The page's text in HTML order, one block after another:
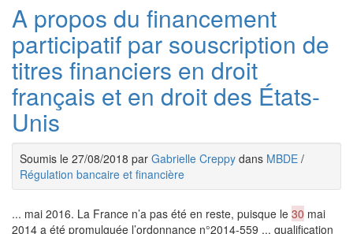
A propos du financement
participatif par souscription de
titres financiers en droit
français et en droit des États-
Unis
Soumis le 27/08/2018 par Gabrielle Creppy dans MBDE /
Régulation bancaire et financière
... mai 2016. La France n’a pas été en reste, puisque le 30 mai
2014 a été promulguée l’ordonnance n°2014-559 ... qualification